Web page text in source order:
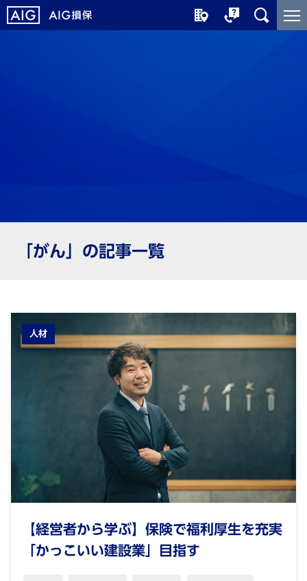
メ
イ
こ
こ
「がん」の記事一覧
人材
【経営者から学ぶ】保険で福利厚生を充実
「かっこいい建設業」目指す